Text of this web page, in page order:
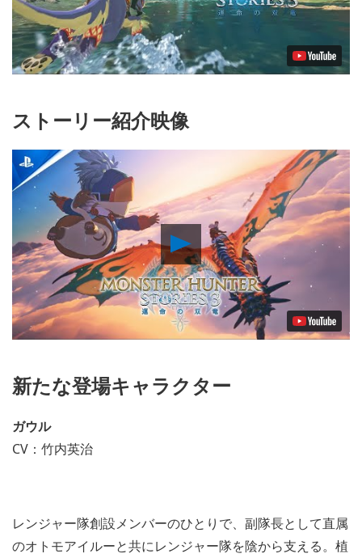
ストーリー紹介映像
Play
Video
新たな登場キャラクター
ガウル
CV：竹内英治
レンジャー隊創設メンバーのひとりで、副隊長として直属
のオトモアイルーと共にレンジャー隊を陰から支える。植